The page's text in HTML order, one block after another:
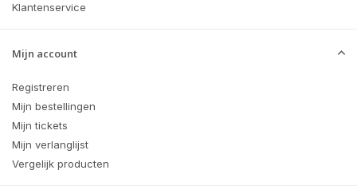
Klantenservice
Mijn account
Registreren
Mijn bestellingen
Mijn tickets
Mijn verlanglijst
Vergelijk producten